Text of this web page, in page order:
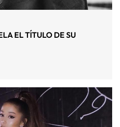
EL TÍTULO DE SU